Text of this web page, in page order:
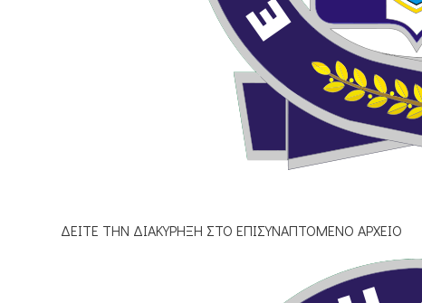
ΔΕΙΤΕ ΤΗΝ ΔΙΑΚΥΡΗΞΗ ΣΤΟ ΕΠΙΣΥΝΑΠΤΟΜΕΝΟ ΑΡΧΕΙΟ